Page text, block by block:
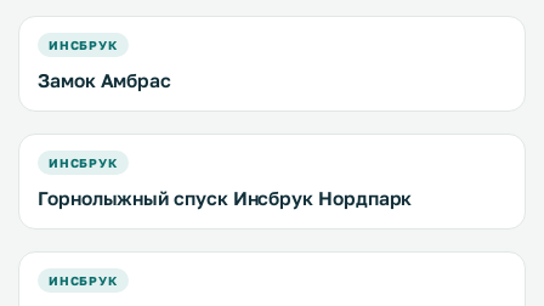
ИНСБРУК
Замок Амбрас
ИНСБРУК
Горнолыжный спуск Инсбрук Нордпарк
ИНСБРУК